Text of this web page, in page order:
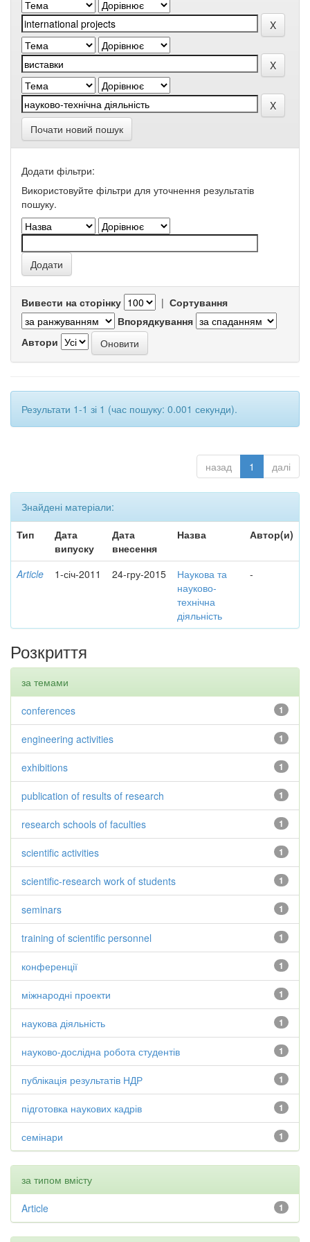
Почати новий пошук
Додати фільтри:
Використовуйте фільтри для уточнення результатів
пошуку.
Вивести на сторінку | Сортування
Впорядкування
Автори
Результати 1-1 зі 1 (час пошуку: 0.001 секунди).
назад 1 далі
Знайдені матеріали:
Тип
Дата
випуску
Дата
внесення
Назва Автор(и)
Article 1-січ-2011 24-гру-2015
Наукова та
науково-
технічна
діяльність
-
Розкриття
за темами
1
conferences
1
engineering activities
1
exhibitions
1
publication of results of research
1
research schools of faculties
1
scientific activities
1
scientific-research work of students
1
seminars
1
training of scientific personnel
1
конференції
1
міжнародні проекти
1
наукова діяльність
1
науково-дослідна робота студентів
1
публікація результатів НДР
1
підготовка наукових кадрів
1
семінари
за типом вмісту
1
Article